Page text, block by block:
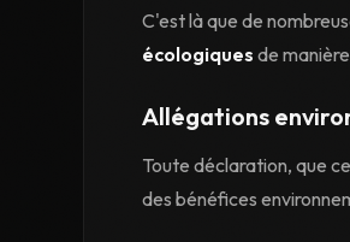
C'est là que de
écologiques de
Allégations
Toute déclaration, que
des bénéfices